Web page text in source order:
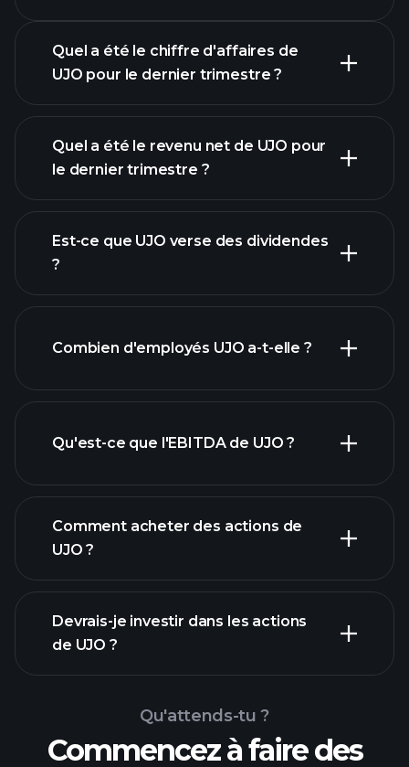
les
Quel a été le chiffre d'affaires de
UJO pour le dernier trimestre ?
rapports financiers
Quel a été le revenu net de UJO pour
le dernier trimestre ?
rapports financiers
Est-ce que UJO verse des dividendes
?
actions à fort
Combien d'employés UJO a-t-elle ?
plus grands
Qu'est-ce que l'EBITDA de UJO ?
rapports
financiers
Comment acheter des actions de
UJO ?
Devrais-je investir dans les actions
de UJO ?
Qu'attends-tu ?
Commencez à faire des